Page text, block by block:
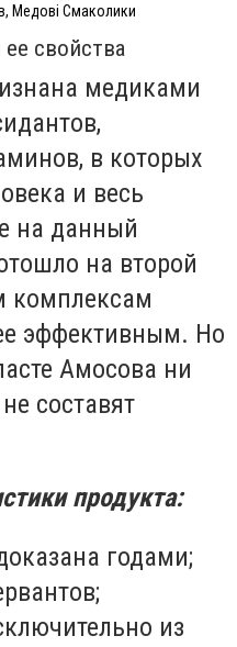
Медові Смаколики
свойства
медиками
в которых
и весь
на данный
на второй
комплексам
эффективным. Но
Амосова ни
составят
продукта:
годами;
из